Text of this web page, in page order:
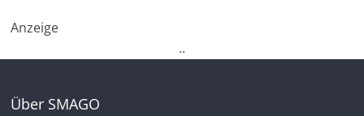
Anzeige
..
Über SMAGO